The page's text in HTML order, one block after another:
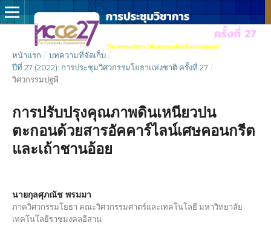
หน้าแรก / บทความที่จัดเก็บ /
ปีที่ 27 (2022): การประชุมวิศวกรรมโยธาแห่งชาติ ครั้งที่ 27 /
วิศวกรรมปฐพี
การปรับปรุงคุณภาพดินเหนียวปน
ตะกอนด้วยสารอัคคาร์ไลน์เศษคอนกรีต
และเถ้าชานอ้อย
นายกุลศุภณัช พรมมา
ภาควิศวกรรมโยธา คณะวิศวกรรมศาตร์และเทคโนโลยี มหาวิทยาลัย
เทคโนโลยีราชมงคลอีสาน